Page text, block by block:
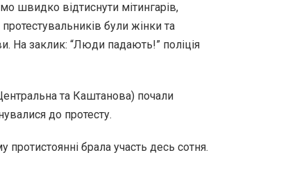
швидко відтиснути мітингарів,
були жінки та
На заклик: “Люди падають!” поліція
та Каштанова) почали
до протесту.
протистоянні брала участь десь сотня.